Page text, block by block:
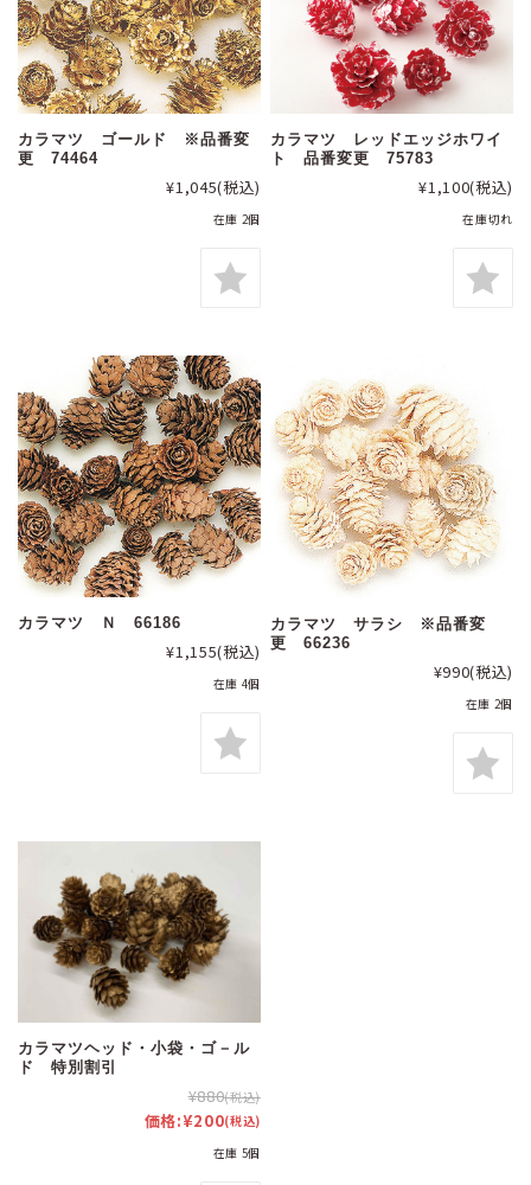
カラマツ ゴールド ※品番変
更 74464
¥1,045(税込)
在庫 2個
カラマツ レッドエッジホワイ
ト 品番変更 75783
¥1,100(税込)
在庫切れ
カラマツ Ｎ 66186
¥1,155(税込)
在庫 4個
カラマツ サラシ ※品番変
更 66236
¥990(税込)
在庫 2個
カラマツヘッド・小袋・ゴ－ル
ド 特別割引
¥880(税込)
価格:¥200(税込)
在庫 5個